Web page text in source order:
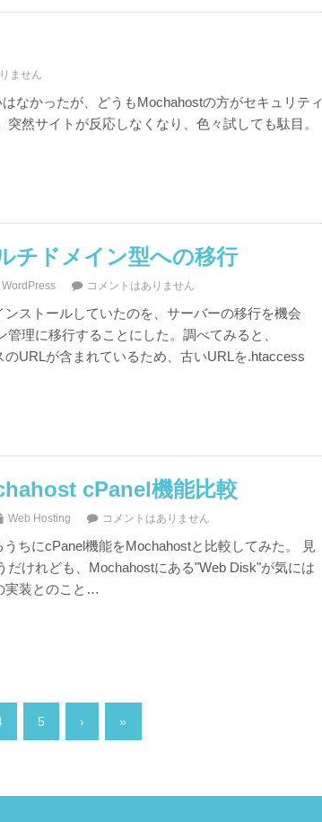
ません
なかったが、どうもMochahostの方がセキュリティ
然サイトが反応しなくなり、色々試しても駄目。
チドメイン型への移行
WordPress コメントはありません
ストールしていたのを、サーバーの移行を機会
理に移行することにした。調べてみると、
URLが含まれているため、古いURLを.htaccess
cPanel機能比較
Web Hosting コメントはありません
ちにcPanel機能をMochahostと比較してみた。 見
だけれども、Mochahostにある"Web Disk"が気には
実装とのこと…
5 › »